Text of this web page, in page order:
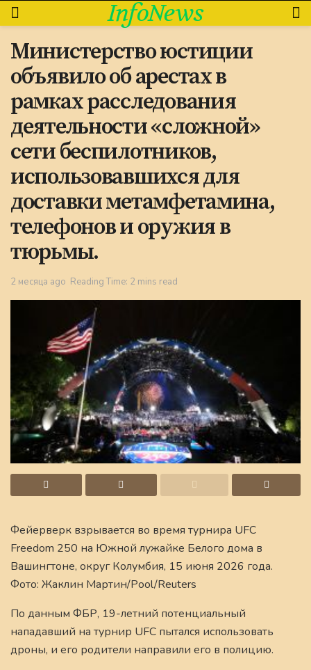
InfoNews
Министерство юстиции
объявило об арестах в
рамках расследования
деятельности «сложной»
сети беспилотников,
использовавшихся для
доставки метамфетамина,
телефонов и оружия в
тюрьмы.
2 месяца ago Reading Time: 2 mins read
Фейерверк взрывается во время турнира UFC
Freedom 250 на Южной лужайке Белого дома в
Вашингтоне, округ Колумбия, 15 июня 2026 года.
Фото: Жаклин Мартин/Pool/Reuters
По данным ФБР, 19-летний потенциальный
нападавший на турнир UFC пытался использовать
дроны, и его родители направили его в полицию.